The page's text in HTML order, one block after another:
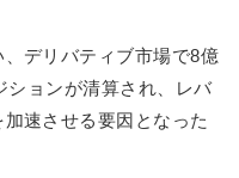
デリバティブ市場で8億
ションが清算され、レバ
速させる要因となった